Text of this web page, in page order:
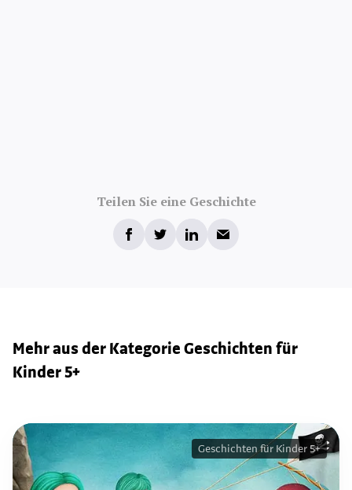
Teilen Sie eine Geschichte
Mehr aus der Kategorie Geschichten für
Kinder 5+
Geschichten für Kinder 5+